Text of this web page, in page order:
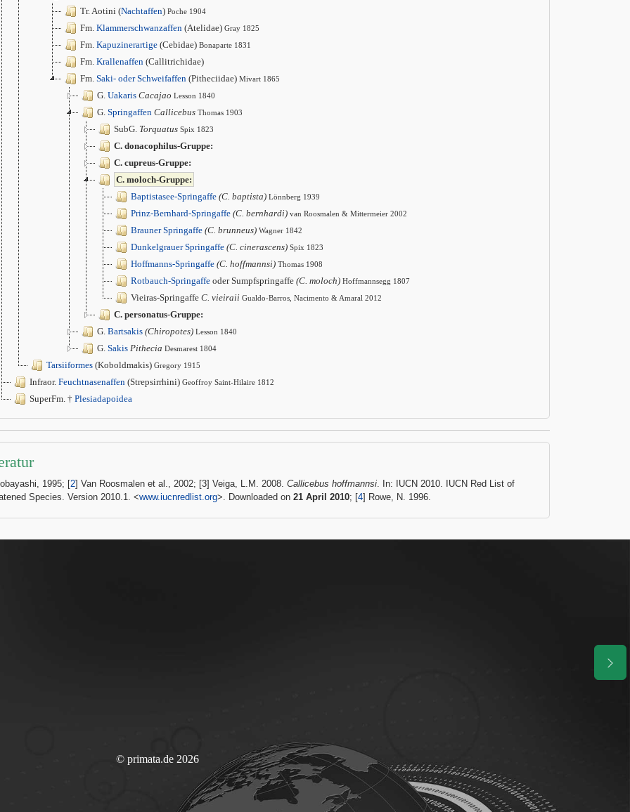
Tr. Aotini (Nachtaffen) Poche 1904
Fm. Klammerschwanzaffen (Atelidae) Gray 1825
Fm. Kapuzinerartige (Cebidae) Bonaparte 1831
Fm. Krallenaffen (Callitrichidae)
Fm. Saki- oder Schweifaffen (Pitheciidae) Mivart 1865
G. Uakaris Cacajao Lesson 1840
G. Springaffen Callicebus Thomas 1903
SubG. Torquatus Spix 1823
C. donacophilus-Gruppe:
C. cupreus-Gruppe:
C. moloch-Gruppe:
Baptistasee-Springaffe (C. baptista) Lönnberg 1939
Prinz-Bernhard-Springaffe (C. bernhardi) van Roosmalen & Mittermeier 2002
Brauner Springaffe (C. brunneus) Wagner 1842
Dunkelgrauer Springaffe (C. cinerascens) Spix 1823
Hoffmanns-Springaffe (C. hoffmannsi) Thomas 1908
Rotbauch-Springaffe oder Sumpfspringaffe (C. moloch) Hoffmannsegg 1807
Vieiras-Springaffe C. vieiraii Gualdo-Barros, Nacimento & Amaral 2012
C. personatus-Gruppe:
G. Bartsakis (Chiropotes) Lesson 1840
G. Sakis Pithecia Desmarest 1804
Tarsiiformes (Koboldmakis) Gregory 1915
Infraor. Feuchtnasenaffen (Strepsirrhini) Geoffroy Saint-Hilaire 1812
SuperFm. † Plesiadapoidea
1995; [2] Van Roosmalen et al., 2002; [3] Veiga, L.M. 2008. Callicebus hoffmannsi. In: IUCN 2010. IUCN Red List of
Species. Version 2010.1. <www.iucnredlist.org>. Downloaded on 21 April 2010; [4] Rowe, N. 1996.
© primata.de 2026